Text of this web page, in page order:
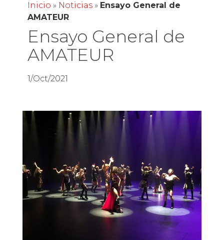
Inicio » Noticias» Ensayo General de
AMATEUR
Ensayo General de
AMATEUR
1/Oct/2021